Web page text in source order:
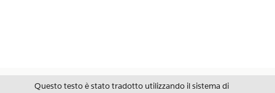
Questo testo è stato tradotto utilizzando il sistema di